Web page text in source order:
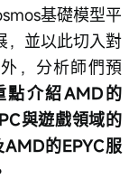
基礎模型平
，並以此切入對
，分析師們預
點介紹AMD的
與遊戲領域的
的EPYC服